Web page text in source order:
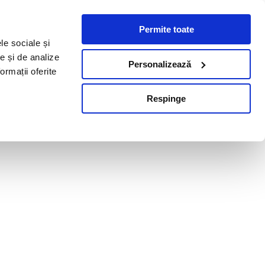
sociale și
și de analize
oferite
Permite toate
Personalizează
Respinge